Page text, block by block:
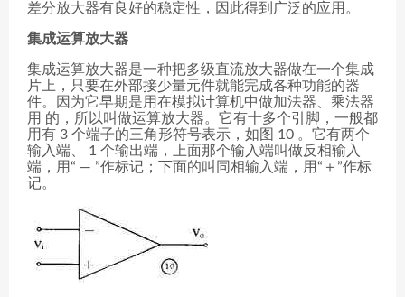
差分放大器有良好的稳定性，因此得到广泛的应用。
集成运算放大器
集成运算放大器是一种把多级直流放大器做在一个集成
片上，只要在外部接少量元件就能完成各种功能的器
件。因为它早期是用在模拟计算机中做加法器、乘法器
用 的，所以叫做运算放大器。它有十多个引脚，一般都
用有 3 个端子的三角形符号表示，如图 10 。它有两个
输入端、 1 个输出端，上面那个输入端叫做反相输入
端，用“ — ”作标记；下面的叫同相输入端，用“＋”作标
记。